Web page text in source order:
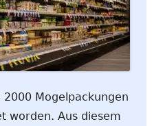
Mogelpackungen
worden. Aus diesem